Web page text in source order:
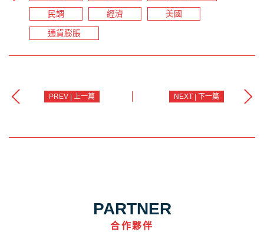
民調 經濟 美國
通貨膨脹
PREV | 上一篇 NEXT | 下一篇
PARTNER
合作夥伴